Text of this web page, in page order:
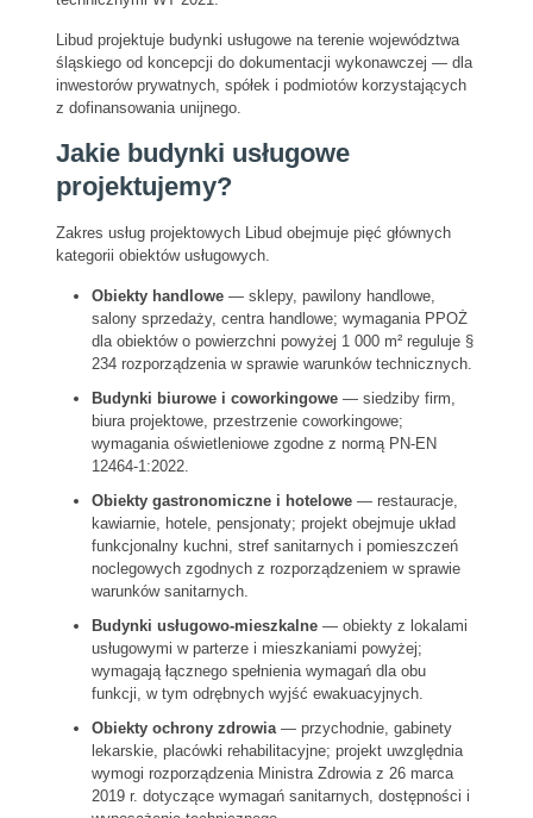
Libud projektuje budynki usługowe na terenie województwa
śląskiego od koncepcji do dokumentacji wykonawczej — dla
inwestorów prywatnych, spółek i podmiotów korzystających
z dofinansowania unijnego.
Jakie budynki usługowe
projektujemy?
Zakres usług projektowych Libud obejmuje pięć głównych
kategorii obiektów usługowych.
Obiekty handlowe— sklepy, pawilony handlowe,
salony sprzedaży, centra handlowe; wymagania PPOŻ
dla obiektów o powierzchni powyżej 1 000 m² reguluje §
234 rozporządzenia w sprawie warunków technicznych.
Budynki biurowe i coworkingowe— siedziby firm,
biura projektowe, przestrzenie coworkingowe;
wymagania oświetleniowe zgodne z normą PN-EN
12464-1:2022.
Obiekty gastronomiczne i hotelowe— restauracje,
kawiarnie, hotele, pensjonaty; projekt obejmuje układ
funkcjonalny kuchni, stref sanitarnych i pomieszczeń
noclegowych zgodnych z rozporządzeniem w sprawie
warunków sanitarnych.
Budynki usługowo-mieszkalne— obiekty z lokalami
usługowymi w parterze i mieszkaniami powyżej;
wymagają łącznego spełnienia wymagań dla obu
funkcji, w tym odrębnych wyjść ewakuacyjnych.
Obiekty ochrony zdrowia— przychodnie, gabinety
lekarskie, placówki rehabilitacyjne; projekt uwzględnia
wymogi rozporządzenia Ministra Zdrowia z 26 marca
2019 r. dotyczące wymagań sanitarnych, dostępności i